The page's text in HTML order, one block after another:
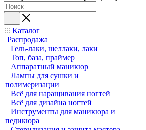
Каталог
Распродажа
Гель-лаки, шеллаки, лаки
Топ, база, праймер
Аппаратный маникюр
Лампы для сушки и
полимеризации
Всё для наращивания ногтей
Всё для дизайна ногтей
Инструменты для маникюра и
педикюра